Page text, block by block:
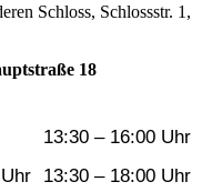
Schloss, Schlossstr. 1,
18
13:30 – 16:00 Uhr
13:30 – 18:00 Uhr